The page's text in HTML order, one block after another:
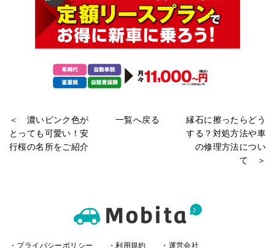
＜ 濃いピンク色が
とっても可愛い！安
行桜の名所をご紹介
一覧へ戻る
縁石に擦ったらどう
する？対処方法や車
の修理方法につい
て ＞
・プライバシーポリシー ・利用規約 ・運営会社